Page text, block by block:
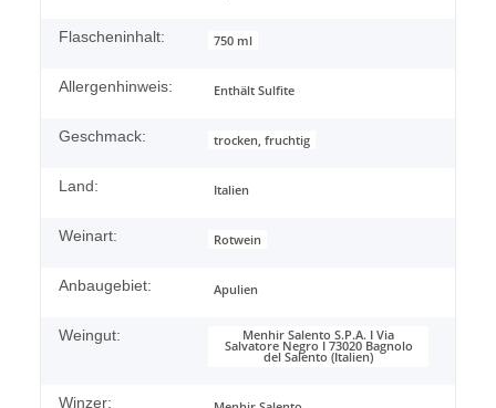
Flascheninhalt: 750 ml
Allergenhinweis: Enthält Sulfite
Geschmack: trocken, fruchtig
Land: Italien
Weinart: Rotwein
Anbaugebiet: Apulien
Weingut: Menhir Salento S.P.A. I Via
Salvatore Negro I 73020 Bagnolo
del Salento (Italien)
Winzer: